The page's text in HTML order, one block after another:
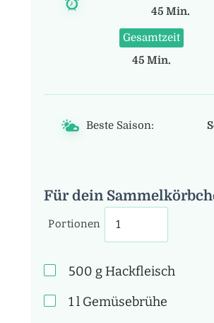
45 Min.
Gesamtzeit
45 Min.
Beste Saison:
Für dein
Portionen
500 g Hackfleisch
1l Gemüsebrühe